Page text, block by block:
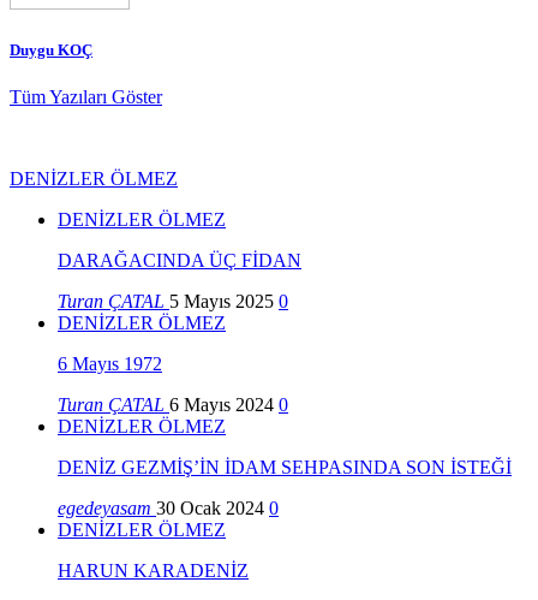
Duygu KOÇ
Tüm Yazıları Göster
DENİZLER ÖLMEZ
DENİZLER ÖLMEZ
DARAĞACINDA ÜÇ FİDAN
Turan ÇATAL 5 Mayıs 2025 0
DENİZLER ÖLMEZ
6 Mayıs 1972
Turan ÇATAL 6 Mayıs 2024 0
DENİZLER ÖLMEZ
DENİZ GEZMİŞ’İN İDAM SEHPASINDA SON İSTEĞİ
egedeyasam 30 Ocak 2024 0
DENİZLER ÖLMEZ
HARUN KARADENİZ